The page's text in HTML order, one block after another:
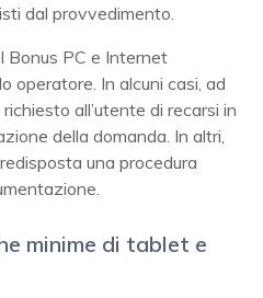
dal provvedimento.
Bonus PC e Internet
operatore. In alcuni casi, ad
all’utente di recarsi in
della domanda. In altri,
una procedura
minime di tablet e